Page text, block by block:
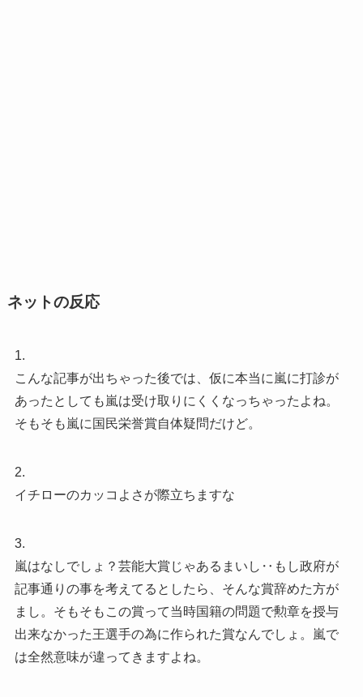
ネットの反応
1.
こんな記事が出ちゃった後では、仮に本当に嵐に打診が
あったとしても嵐は受け取りにくくなっちゃったよね。
そもそも嵐に国民栄誉賞自体疑問だけど。
2.
イチローのカッコよさが際立ちますな
3.
嵐はなしでしょ？芸能大賞じゃあるまいし‥もし政府が
記事通りの事を考えてるとしたら、そんな賞辞めた方が
まし。そもそもこの賞って当時国籍の問題で勲章を授与
出来なかった王選手の為に作られた賞なんでしょ。嵐で
は全然意味が違ってきますよね。